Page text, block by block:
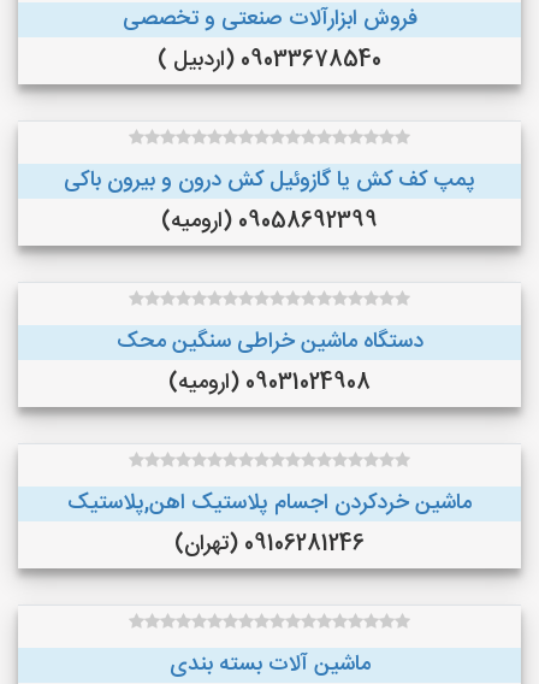
فروش ابزارآلات صنعتی و تخصصی
09033678540 (اردبیل )
پمپ کف کش یا گازوئیل کش درون و بیرون باکی
09058692399 (ارومیه)
دستگاه ماشین خراطی سنگین محک
09031024908 (ارومیه)
ماشین خردکردن اجسام پلاستیک اهن,پلاستیک
09106281246 (تهران)
ماشین آلات بسته بندی